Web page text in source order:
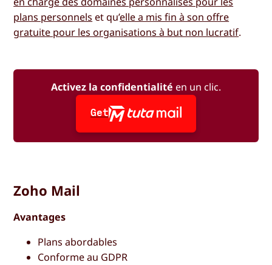
plans personnels et qu’elle a mis fin à son offre
gratuite pour les organisations à but non lucratif.
Activez la confidentialité en un clic.
Get
Zoho Mail
Avantages
Plans abordables
Conforme au GDPR